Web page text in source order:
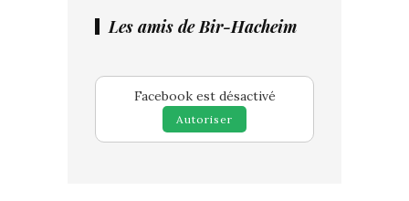
Les amis de Bir-Hacheim
Facebook est désactivé
Autoriser